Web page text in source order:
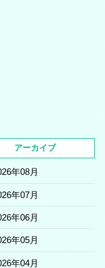
アーカイブ
年08月
年07月
年06月
年05月
年04月